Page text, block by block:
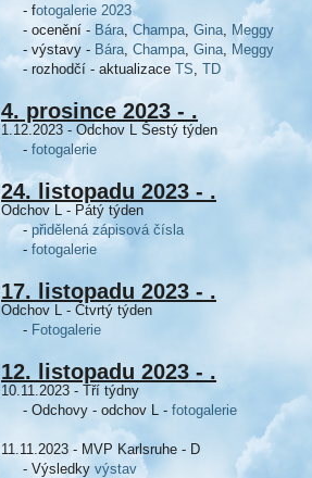
- fotogalerie 2023
- ocenění - Bára, Champa, Gina, Meggy
- výstavy - Bára, Champa, Gina, Meggy
- rozhodčí - aktualizace TS, TD
4. prosince 2023 - .
1.12.2023 - Odchov L Šestý týden
- fotogalerie
24. listopadu 2023 - .
Odchov L - Pátý týden
-přidělená zápisová čísla
- fotogalerie
17. listopadu 2023 - .
Odchov L - Čtvrtý týden
- Fotogalerie
12. listopadu 2023 - .
10.11.2023 - Tří týdny
- Odchovy - odchov L - fotogalerie
11.11.2023 - MVP Karlsruhe - D
- Výsledky výstav